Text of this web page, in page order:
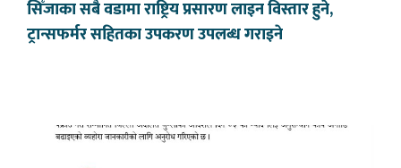
सिँजाका सबै वडामा राष्ट्रिय प्रसारण लाइन विस्तार हुने,
ट्रान्सफर्मर सहितका उपकरण उपलब्ध गराइने